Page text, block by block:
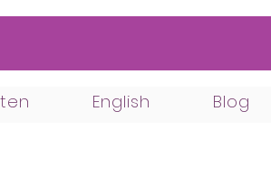
English Blog